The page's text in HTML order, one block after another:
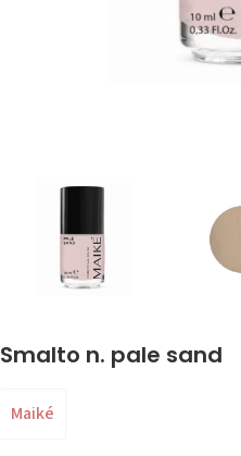
Smalto n. pale sand
Maiké